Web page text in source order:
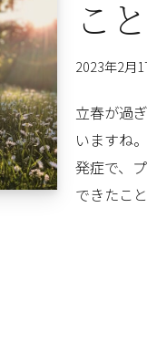
こと
2023年2月
立春が過
いますね
発症で、
できたこ